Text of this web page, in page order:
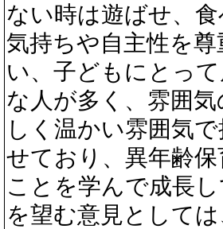
ない時は遊ばせ、
気持ちや自主性を
い、子どもにとっ
な人が多く、雰囲
しく温かい雰囲気
せており、異年齢
ことを学んで成長
を望む意見として